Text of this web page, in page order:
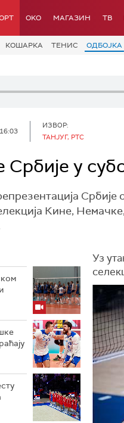
OKO МАГАЗИН ТВ
КОШАРКА ТЕНИС ОДБОЈКА
ИЗВОР:
ТАНЈУГ, РТС
у
Србије
Кине,
Уз